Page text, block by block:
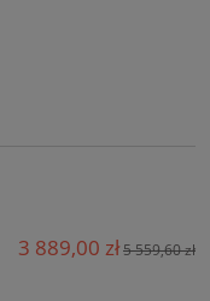
3 889,00 zł5 559,60 zł